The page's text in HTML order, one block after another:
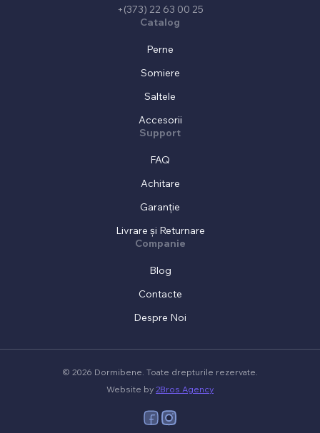
+(373) 22 63 00 25
Catalog
Perne
Somiere
Saltele
Accesorii
Support
FAQ
Achitare
Garanție
Livrare și Returnare
Companie
Blog
Contacte
Despre Noi
© 2026 Dormibene. Toate drepturile rezervate.
Website by 2Bros Agency